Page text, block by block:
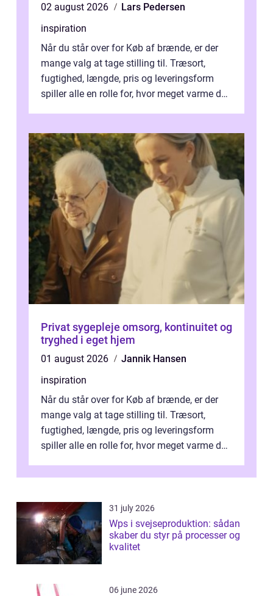
02 august 2026
Lars Pedersen
inspiration
Når du står over for Køb af brænde, er der
mange valg at tage stilling til. Træsort,
fugtighed, længde, pris og leveringsform
spiller alle en rolle for, hvor meget varme du
Privat sygepleje omsorg, kontinuitet og
tryghed i eget hjem
01 august 2026
Jannik Hansen
inspiration
Når du står over for Køb af brænde, er der
mange valg at tage stilling til. Træsort,
fugtighed, længde, pris og leveringsform
spiller alle en rolle for, hvor meget varme du
31 july 2026
Wps i svejseproduktion: sådan
skaber du styr på processer og
kvalitet
06 june 2026